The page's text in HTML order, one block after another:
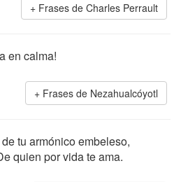
Frases de Charles Perrault
en calma!
Frases de Nezahualcóyotl
tu armónico embeleso,
quien por vida te ama.